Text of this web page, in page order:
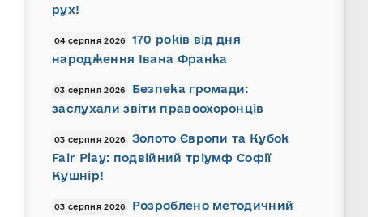
рух!
04 серпня 2026
170 років від дня
народження Івана Франка
03 серпня 2026
Безпека громади:
заслухали звіти правоохоронців
03 серпня 2026
Золото Європи та Кубок
Fair Play: подвійний тріумф Софії
Кушнір!
03 серпня 2026
Розроблено методичний